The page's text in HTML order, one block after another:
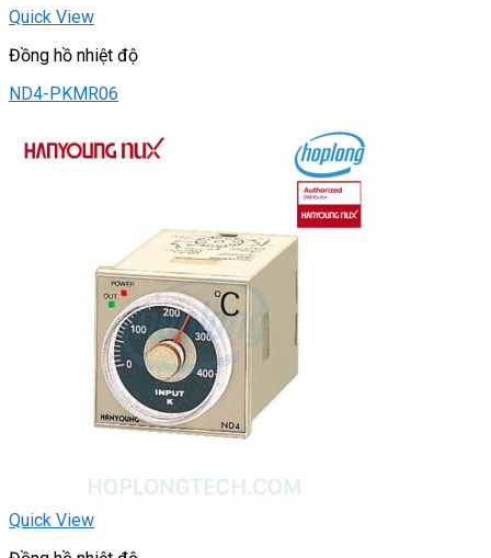
Quick View
Đồng hồ nhiệt độ
ND4-PKMR06
Quick View